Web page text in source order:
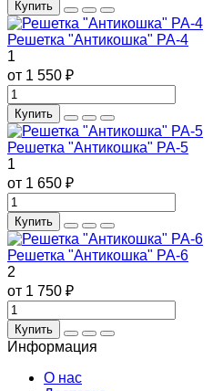
Купить
Решетка "Антикошка" РА-4
1
от 1 550 ₽
Купить
Решетка "Антикошка" РА-5
1
от 1 650 ₽
Купить
Решетка "Антикошка" РА-6
2
от 1 750 ₽
Купить
Информация
О нас